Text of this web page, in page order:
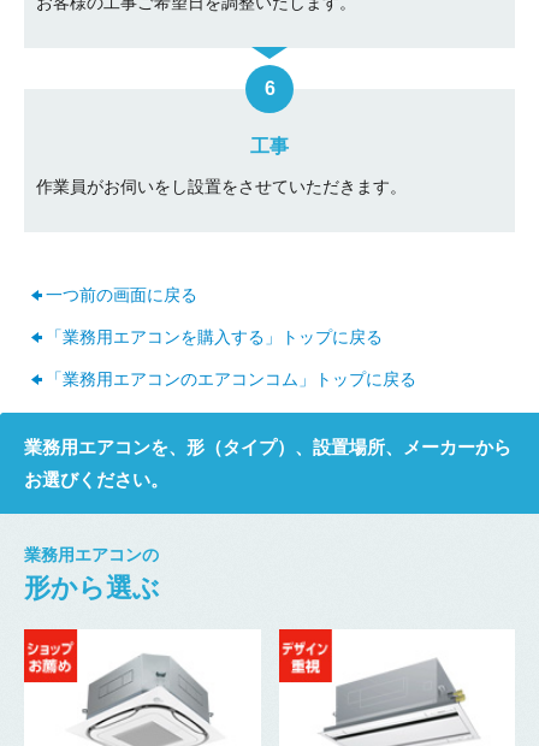
工事
作業員がお伺いをし設置をさせていただきます。
一つ前の画面に戻る
「業務用エアコンを購入する」トップに戻る
「業務用エアコンのエアコンコム」トップに戻る
業務用エアコンを、形（タイプ）、設置場所、メーカーから
お選びください。
業務用エアコンの
形から選ぶ